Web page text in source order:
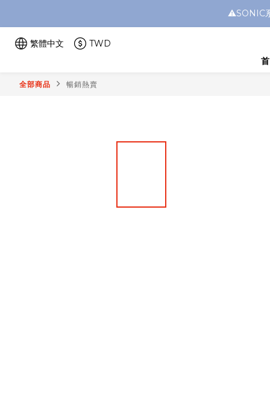
⚠️SONIC
繁體中文
TWD
全部商品 暢銷熱賣